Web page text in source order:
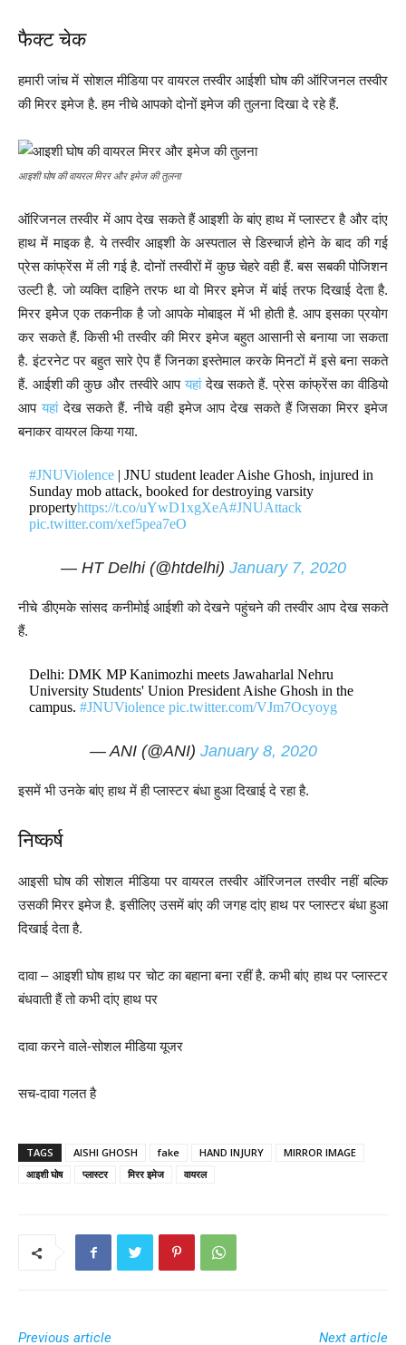
फैक्ट चेक
हमारी जांच में सोशल मीडिया पर वायरल तस्वीर आईशी घोष की ऑरिजनल तस्वीर
की मिरर इमेज है. हम नीचे आपको दोनों इमेज की तुलना दिखा दे रहे हैं.
आइशी घोष की वायरल मिरर और इमेज की तुलना
ऑरिजनल तस्वीर में आप देख सकते हैं आइशी के बांए हाथ में प्लास्टर है और दांए
हाथ में माइक है. ये तस्वीर आइशी के अस्पताल से डिस्चार्ज होने के बाद की गई
प्रेस कांफ्रेंस में ली गई है. दोनों तस्वीरों में कुछ चेहरे वही हैं. बस सबकी पोजिशन
उल्टी है. जो व्यक्ति दाहिने तरफ था वो मिरर इमेज में बांई तरफ दिखाई देता है.
मिरर इमेेज एक तकनीक है जो आपके मोबाइल में भी होती है. आप इसका प्रयोग
कर सकते हैं. किसी भी तस्वीर की मिरर इमेज बहुत आसानी से बनाया जा सकता
है. इंटरनेट पर बहुत सारे ऐप हैं जिनका इस्तेमाल करके मिनटों में इसे बना सकते
हैं. आईशी की कुछ और तस्वीरे आपयहांदेख सकते हैं. प्रेस कांफ्रेंस का वीडियो
आपयहांदेख सकते हैं. नीचे वही इमेज आप देख सकते हैं जिसका मिरर इमेज
बनाकर वायरल किया गया.
#JNUViolence | JNU student leader Aishe Ghosh, injured in
Sunday mob attack, booked for destroying varsity
propertyhttps://t.co/uYwD1xgXeA#JNUAttack
pic.twitter.com/xef5pea7eO
— HT Delhi (@htdelhi) January 7, 2020
नीचे डीएमके सांसद कनीमोई आईशी को देखने पहुंचने की तस्वीर आप देख सकते
हैं.
Delhi: DMK MP Kanimozhi meets Jawaharlal Nehru
University Students' Union President Aishe Ghosh in the
campus.#JNUViolence pic.twitter.com/VJm7Ocyoyg
— ANI (@ANI) January 8, 2020
इसमें भी उनके बांए हाथ में ही प्लास्टर बंधा हुआ दिखाई दे रहा है.
निष्कर्ष
आइसी घोष की सोशल मीडिया पर वायरल तस्वीर ऑरिजनल तस्वीर नहीं बल्कि
उसकी मिरर इमेज है. इसीलिए उसमें बांए की जगह दांए हाथ पर प्लास्टर बंधा हुआ
दिखाई देता है.
दावा – आइशी घोष हाथ पर चोट का बहाना बना रहीं है. कभी बांए हाथ पर प्लास्टर
बंधवाती हैं तो कभी दांए हाथ पर
दावा करने वाले-सोशल मीडिया यूजर
सच-दावा गलत है
TAGS AISHI GHOSH fake HAND INJURY
MIRROR IMAGE
आइशी घोष
प्लास्टर मिरर इमेज वायरल
Previous article Next article